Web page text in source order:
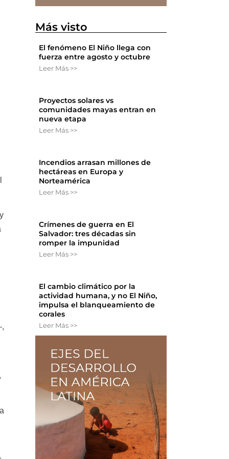
Más visto
El fenómeno El Niño llega con
fuerza entre agosto y octubre
Leer Más >>
Proyectos solares vs
comunidades mayas entran en
nueva etapa
Leer Más >>
Incendios arrasan millones de
hectáreas en Europa y
Norteamérica
Leer Más >>
Crímenes de guerra en El
Salvador: tres décadas sin
romper la impunidad
Leer Más >>
El cambio climático por la
actividad humana, y no El Niño,
impulsa el blanqueamiento de
corales
Leer Más >>